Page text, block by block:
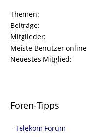
Themen
Beiträge
Mitglieder
Meiste Benutzer online
Neuestes Mitglied
Foren-Tipps
Telekom Forum